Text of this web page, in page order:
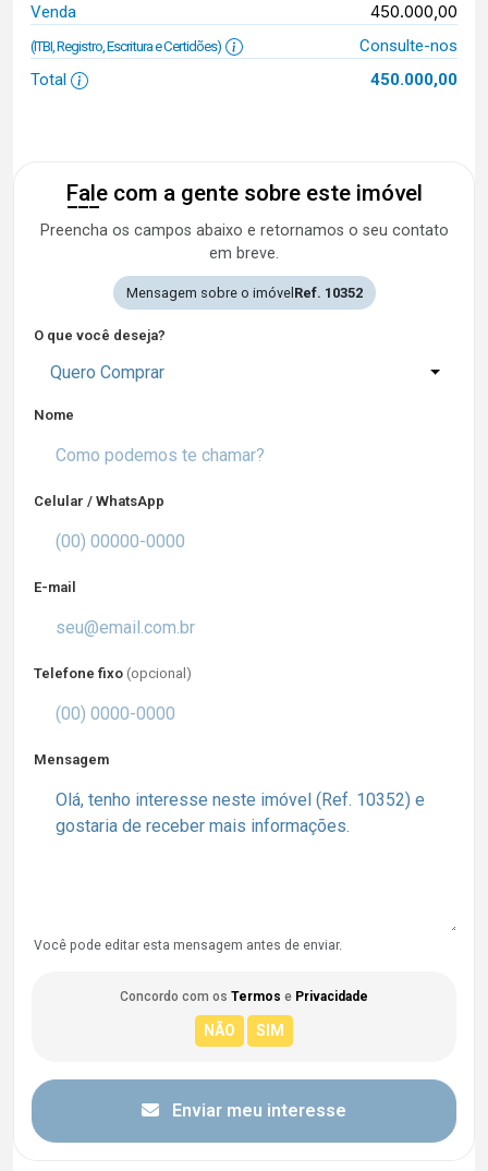
Venda 450.000,00
(ITBI, Registro, Escritura e Certidões)
Consulte-nos
Total
450.000,00
Fale com a gente sobre este imóvel
Preencha os campos abaixo e retornamos o seu contato
em breve.
Mensagem sobre o imóvel Ref. 10352
O que você deseja?
Quero Comprar
Nome
Celular / WhatsApp
E-mail
Telefone fixo (opcional)
Mensagem
Você pode editar esta mensagem antes de enviar.
Concordo com os Termos e Privacidade
Enviar meu interesse